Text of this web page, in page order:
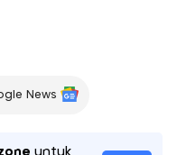
News
untuk